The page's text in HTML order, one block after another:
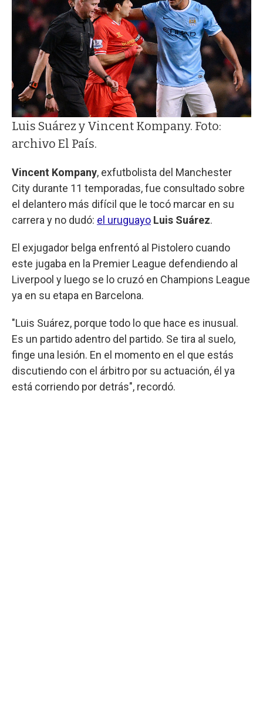
Luis Suárez y Vincent Kompany. Foto:
archivo El País.
Vincent Kompany, exfutbolista del Manchester
City durante 11 temporadas, fue consultado sobre
el delantero más difícil que le tocó marcar en su
carrera y no dudó: el uruguayo Luis Suárez.
El exjugador belga enfrentó al Pistolero cuando
este jugaba en la Premier League defendiendo al
Liverpool y luego se lo cruzó en Champions League
ya en su etapa en Barcelona.
"Luis Suárez, porque todo lo que hace es inusual.
Es un partido adentro del partido. Se tira al suelo,
finge una lesión. En el momento en el que estás
discutiendo con el árbitro por su actuación, él ya
está corriendo por detrás", recordó.